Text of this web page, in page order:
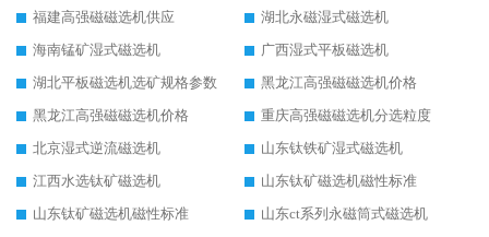
福建高强磁磁选机供应
湖北永磁湿式磁选机
海南锰矿湿式磁选机
广西湿式平板磁选机
湖北平板磁选机选矿规格参数
黑龙江高强磁磁选机价格
黑龙江高强磁磁选机价格
重庆高强磁磁选机分选粒度
北京湿式逆流磁选机
山东钛铁矿湿式磁选机
江西水选钛矿磁选机
山东钛矿磁选机磁性标准
山东钛矿磁选机磁性标准
山东ct系列永磁筒式磁选机